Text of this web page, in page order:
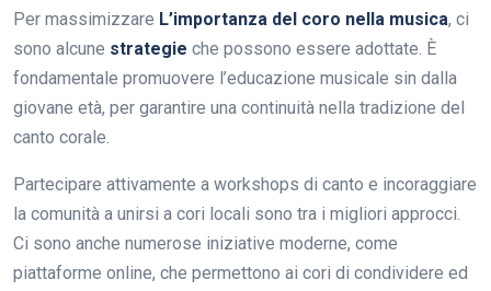
Per massimizzare L’importanza del coro nella musica, ci
sono alcune strategie che possono essere adottate. È
fondamentale promuovere l’educazione musicale sin dalla
giovane età, per garantire una continuità nella tradizione del
canto corale.
Partecipare attivamente a workshops di canto e incoraggiare
la comunità a unirsi a cori locali sono tra i migliori approcci.
Ci sono anche numerose iniziative moderne, come
piattaforme online, che permettono ai cori di condividere ed